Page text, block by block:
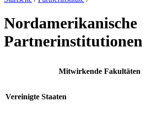
Nordamerikanische
Partnerinstitutionen
Mitwirkende Fakultäten
Vereinigte Staaten